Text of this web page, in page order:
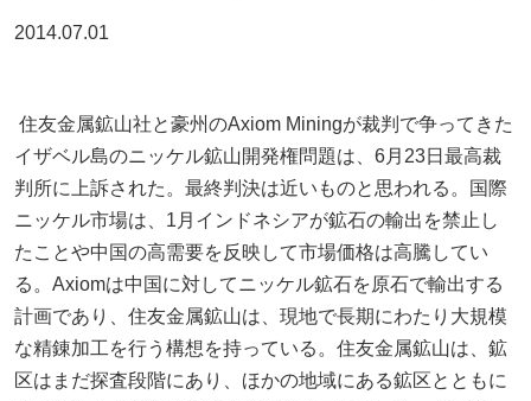
2014.07.01
住友金属鉱山社と豪州のAxiom Miningが裁判で争ってきた
イザベル島のニッケル鉱山開発権問題は、6月23日最高裁
判所に上訴された。最終判決は近いものと思われる。国際
ニッケル市場は、1月インドネシアが鉱石の輸出を禁止し
たことや中国の高需要を反映して市場価格は高騰してい
る。Axiomは中国に対してニッケル鉱石を原石で輸出する
計画であり、住友金属鉱山は、現地で長期にわたり大規模
な精錬加工を行う構想を持っている。住友金属鉱山は、鉱
区はまだ探査段階にあり、ほかの地域にある鉱区とともに